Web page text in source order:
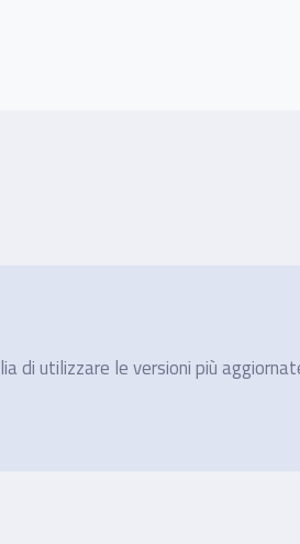
di utilizzare le versioni più